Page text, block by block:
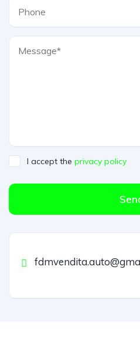
I accept the privacy policy